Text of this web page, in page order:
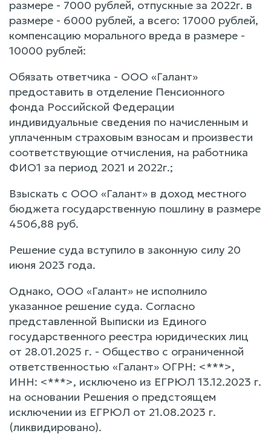
размере - 7000 рублей, отпускные за 2022г. в
размере - 6000 рублей, а всего: 17000 рублей,
компенсацию морального вреда в размере -
10000 рублей:
Обязать ответчика - ООО «Галант»
предоставить в отделение Пенсионного
фонда Российской Федерации
индивидуальные сведения по начисленным и
уплаченным страховым взносам и произвести
соответствующие отчисления, на работника
ФИО1 за период 2021 и 2022г.;
Взыскать с ООО «Галант» в доход местного
бюджета государственную пошлину в размере
4506,88 руб.
Решение суда вступило в законную силу 20
июня 2023 года.
Однако, ООО «Галант» не исполнило
указанное решение суда. Согласно
представленной Выписки из Единого
государственного реестра юридических лиц
от 28.01.2025 г. - Общество с ограниченной
ответственностью «Галант» ОГРН: <***>,
ИНН: <***>, исключено из ЕГРЮЛ 13.12.2023 г.
на основании Решения о предстоящем
исключении из ЕГРЮЛ от 21.08.2023 г.
(ликвидировано).